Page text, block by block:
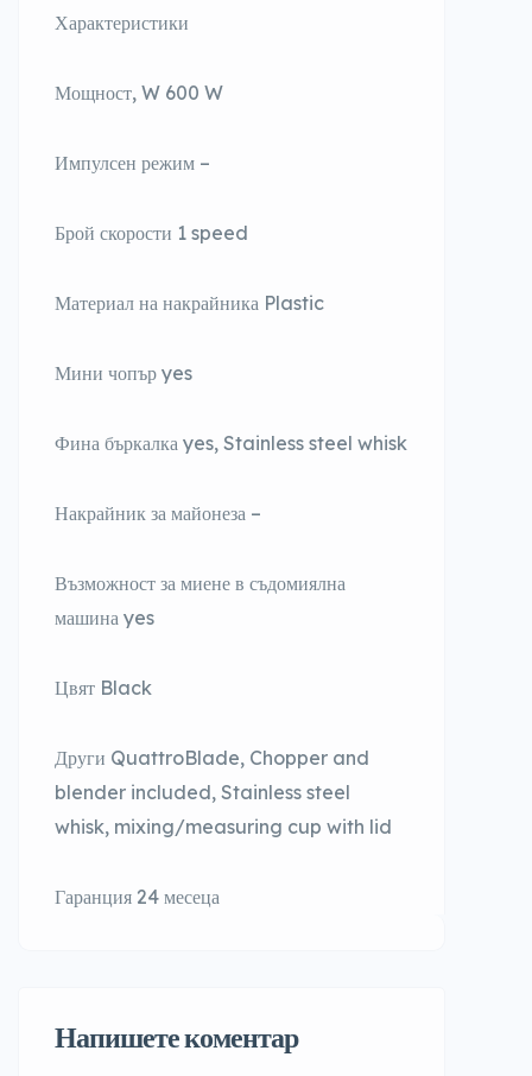
Характеристики
Мощност, W 600 W
Импулсен режим –
Брой скорости 1 speed
Материал на накрайника Plastic
Мини чопър yes
Фина бъркалка yes, Stainless steel whisk
Накрайник за майонеза –
Възможност за миене в съдомиялна
машина yes
Цвят Black
Други QuattroBlade, Chopper and
blender included, Stainless steel
whisk, mixing/measuring cup with lid
Гаранция 24 месеца
Напишете коментар